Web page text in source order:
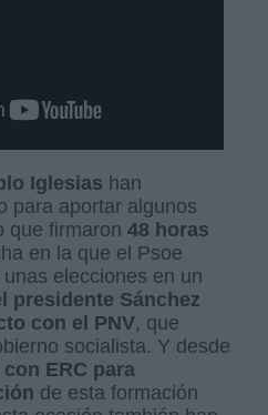
Iglesias han
para aportar algunos
que firmaron48 horas
en la que el Psoe
elecciones en un
presidente Sánchez
con el PNV, que
socialista. Y desde
ERC para
de esta formación